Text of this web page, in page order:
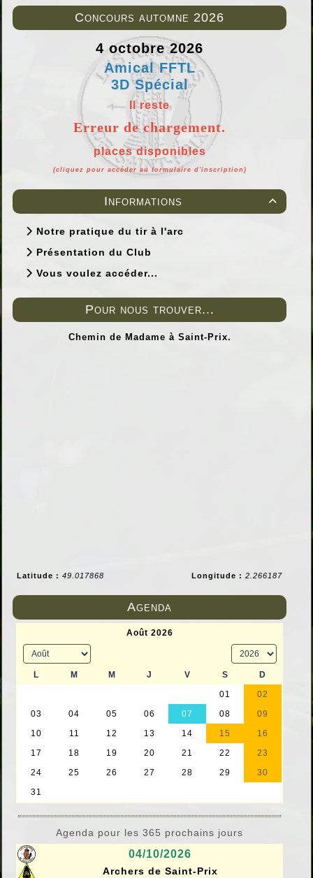
Concours automne 2026
4 octobre 2026
Amical FFTL
3D Spécial
Il reste
Erreur de chargement.
places disponibles
(cliquez pour accéder au formulaire d'inscription)

Informations
Notre pratique du tir à l'arc
Présentation du Club
Vous voulez accéder...
Pour nous trouver...
Chemin de Madame à Saint-Prix.
Latitude : 49.017868 Longitude : 2.266187
Agenda
Agenda pour les 365 prochains jours
04/10/2026
Archers de Saint-Prix